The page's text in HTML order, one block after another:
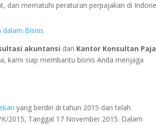
dan mematuhi peraturan perpajakan di
dalam Bisnis
akuntansi dari Kantor Konsultan
kami siap membantu bisnis Anda menjaga
yang berdiri di tahun 2015 dan telah
2015, Tanggal 17 November 2015. Dalam